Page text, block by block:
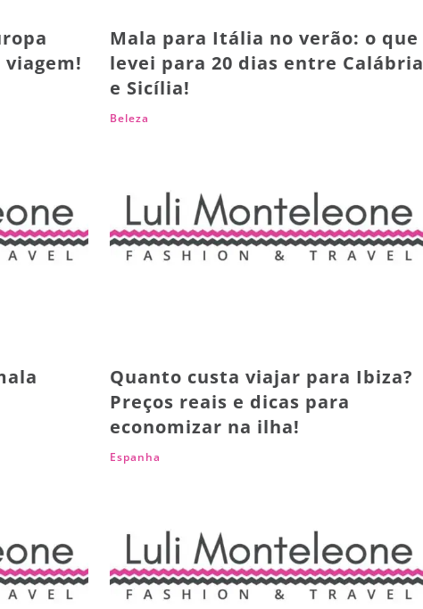
Mala para Itália no verão: o que
levei para 20 dias entre Calábria
e Sicília!
Beleza
Quanto custa viajar para Ibiza?
Preços reais e dicas para
economizar na ilha!
Espanha